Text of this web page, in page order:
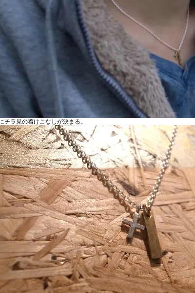
チラ見の着けこなしが決まる。